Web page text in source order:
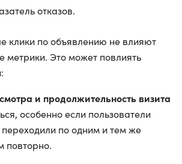
отказов.
клики по объявлению не влияют
метрики. Это может повлиять
и продолжительность визита
особенно если пользователи
переходили по одним и тем же
повторно.